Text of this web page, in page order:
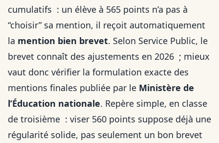
cumulatifs : un élève à 565 points n’a pas à
“choisir” sa mention, il reçoit automatiquement
la mention bien brevet. Selon Service Public, le
brevet connaît des ajustements en 2026 ; mieux
vaut donc vérifier la formulation exacte des
mentions finales publiée par le Ministère de
l’Éducation nationale. Repère simple, en classe
de troisième : viser 560 points suppose déjà une
régularité solide, pas seulement un bon brevet